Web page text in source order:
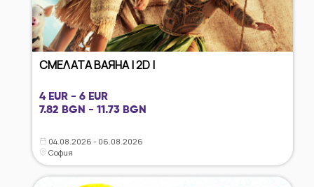
СМЕЛАТА ВАЯНА | 2D |
4 EUR - 6 EUR
7.82 BGN - 11.73 BGN
04.08.2026 - 06.08.2026
София